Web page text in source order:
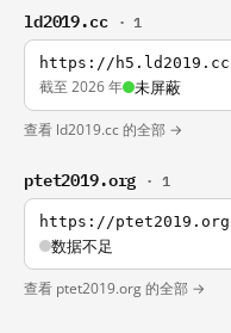
ld2019.cc · 1
https://h5.ld2019.cc
截至 2026 年 未屏蔽
查看 ld2019.cc 的全部 →
ptet2019.org · 1
https://ptet2019.org
数据不足
查看 ptet2019.org 的全部 →